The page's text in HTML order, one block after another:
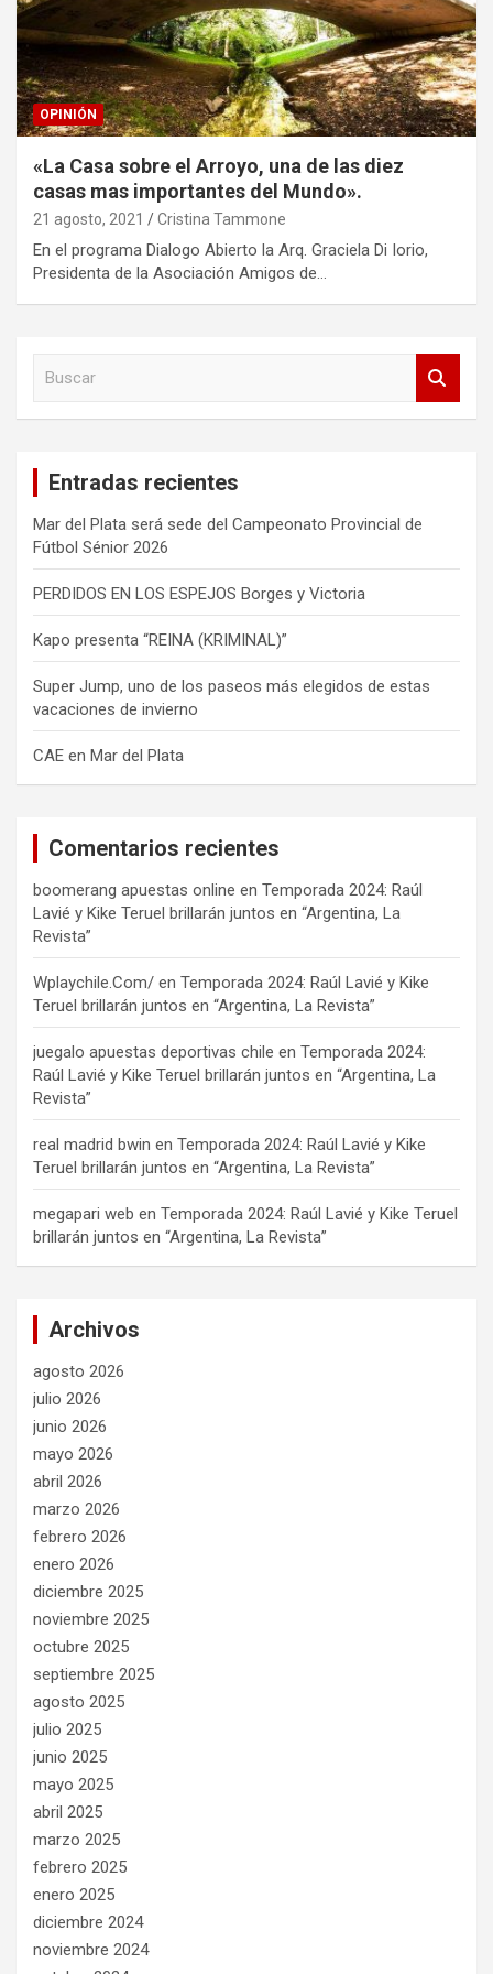
OPINIÓN
«La Casa sobre el Arroyo, una de las diez
casas mas importantes del Mundo».
21 agosto, 2021 Cristina Tammone
En el programa Dialogo Abierto la Arq. Graciela Di Iorio,
Presidenta de la Asociación Amigos de…
Entradas recientes
Mar del Plata será sede del Campeonato Provincial de
Fútbol Sénior 2026
PERDIDOS EN LOS ESPEJOS Borges y Victoria
Kapo presenta “REINA (KRIMINAL)”
Super Jump, uno de los paseos más elegidos de estas
vacaciones de invierno
CAE en Mar del Plata
Comentarios recientes
boomerang apuestas online en Temporada 2024: Raúl
Lavié y Kike Teruel brillarán juntos en “Argentina, La
Revista”
Wplaychile.Com/ en Temporada 2024: Raúl Lavié y Kike
Teruel brillarán juntos en “Argentina, La Revista”
juegalo apuestas deportivas chile en Temporada 2024:
Raúl Lavié y Kike Teruel brillarán juntos en “Argentina, La
Revista”
real madrid bwin en Temporada 2024: Raúl Lavié y Kike
Teruel brillarán juntos en “Argentina, La Revista”
megapari web en Temporada 2024: Raúl Lavié y Kike Teruel
brillarán juntos en “Argentina, La Revista”
Archivos
agosto 2026
julio 2026
junio 2026
mayo 2026
abril 2026
marzo 2026
febrero 2026
enero 2026
diciembre 2025
noviembre 2025
octubre 2025
septiembre 2025
agosto 2025
julio 2025
junio 2025
mayo 2025
abril 2025
marzo 2025
febrero 2025
enero 2025
diciembre 2024
noviembre 2024